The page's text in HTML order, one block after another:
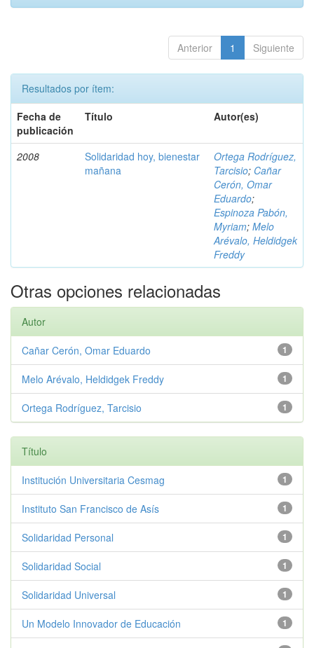
Anterior 1 Siguiente
Resultados por ítem:
Fecha de
publicación
Título Autor(es)
2008
Solidaridad hoy, bienestar
mañana
Ortega Rodríguez,
Tarcisio; Cañar
Cerón, Omar
Eduardo;
Espinoza Pabón,
Myriam; Melo
Arévalo, Heldidgek
Freddy
Otras opciones relacionadas
Autor
1
Cañar Cerón, Omar Eduardo
1
Melo Arévalo, Heldidgek Freddy
1
Ortega Rodríguez, Tarcisio
Título
1
Institución Universitaria Cesmag
1
Instituto San Francisco de Asís
1
Solidaridad Personal
1
Solidaridad Social
1
Solidaridad Universal
1
Un Modelo Innovador de Educación